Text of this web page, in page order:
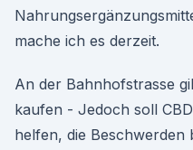
mache ich es derzeit.
An der Bahnhofstrasse
kaufen - Jedoch soll
helfen, die Beschwerden